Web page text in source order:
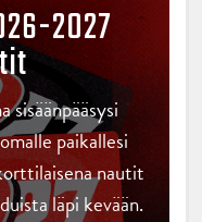
2027
sisäänpääsysi
paikallesi
nautit
läpi kevään.